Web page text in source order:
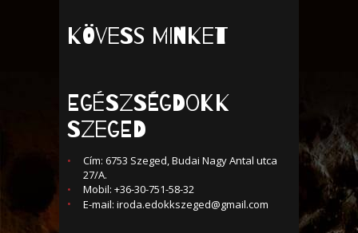
KÖVESS MINKET
Egészségdokk
Szeged
Cím: 6753 Szeged, Budai Nagy Antal utca
27/A.
Mobil: +36-30-751-58-32
E-mail: iroda.edokkszeged@gmail.com